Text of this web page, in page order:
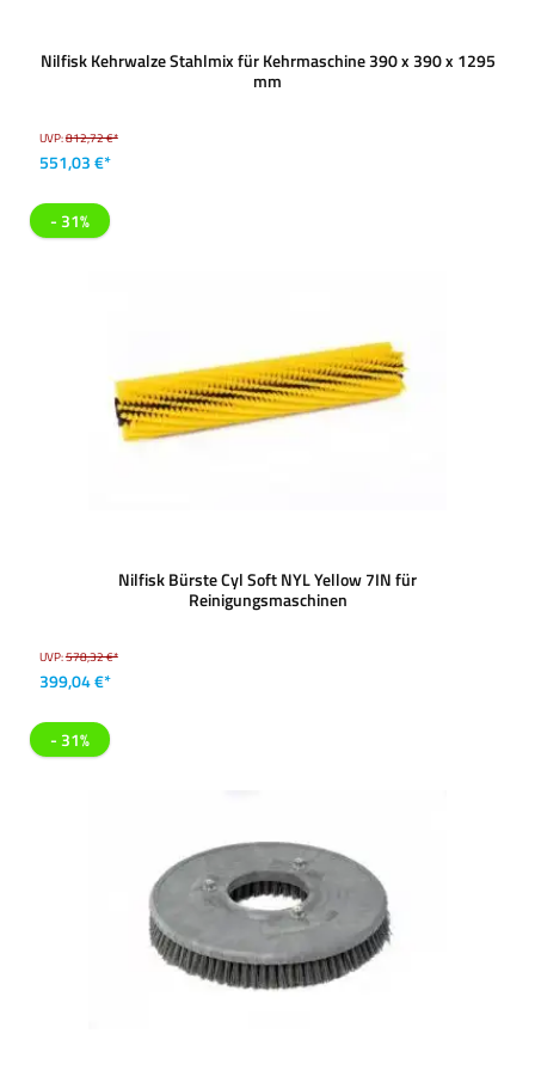
Nilfisk Kehrwalze Stahlmix für Kehrmaschine 390 x 390 x 1295
mm
UVP:812,72 €*
551,03 €*
- 31%
Nilfisk Bürste Cyl Soft NYL Yellow 7IN für
Reinigungsmaschinen
UVP:578,32 €*
399,04 €*
- 31%